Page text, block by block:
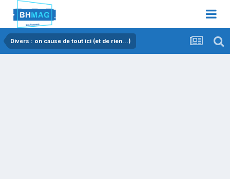
Divers : on cause de tout ici (et de rien...)